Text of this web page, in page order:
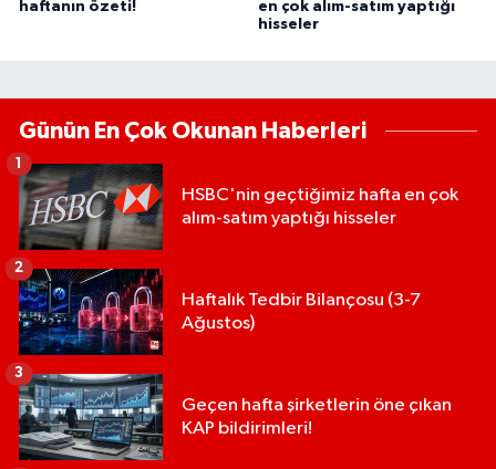
haftanın özeti!
en çok alım-satım yaptığı
hisseler
Günün En Çok Okunan Haberleri
HSBC'nin geçtiğimiz hafta en çok
alım-satım yaptığı hisseler
1
Haftalık Tedbir Bilançosu (3-7
Ağustos)
2
Geçen hafta şirketlerin öne çıkan
KAP bildirimleri!
3